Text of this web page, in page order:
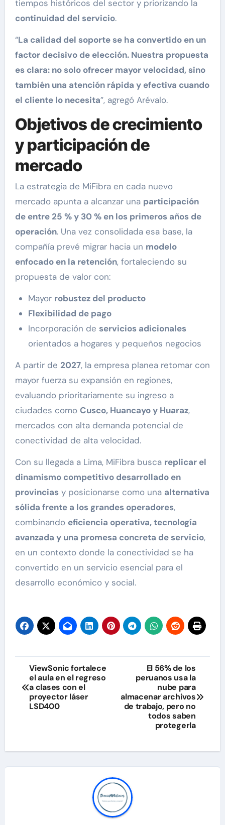
tiempos históricos del sector y priorizando la
continuidad del servicio.
“La calidad del soporte se ha convertido en un
factor decisivo de elección. Nuestra propuesta
es clara: no solo ofrecer mayor velocidad, sino
también una atención rápida y efectiva cuando
el cliente lo necesita”, agregó Arévalo.
Objetivos de crecimiento
y participación de
mercado
La estrategia de MiFibra en cada nuevo
mercado apunta a alcanzar una participación
de entre 25 % y 30 % en los primeros años de
operación. Una vez consolidada esa base, la
compañía prevé migrar hacia un modelo
enfocado en la retención, fortaleciendo su
propuesta de valor con:
Mayor robustez del producto
Flexibilidad de pago
Incorporación de servicios adicionales
orientados a hogares y pequeños negocios
A partir de 2027, la empresa planea retomar con
mayor fuerza su expansión en regiones,
evaluando prioritariamente su ingreso a
ciudades como Cusco, Huancayo y Huaraz,
mercados con alta demanda potencial de
conectividad de alta velocidad.
Con su llegada a Lima, MiFibra busca replicar el
dinamismo competitivo desarrollado en
provinciasy posicionarse como una alternativa
sólida frente a los grandes operadores,
combinando eficiencia operativa, tecnología
avanzada y una promesa concreta de servicio,
en un contexto donde la conectividad se ha
convertido en un servicio esencial para el
desarrollo económico y social.
Navegación
de
entradas
ViewSonic fortalece
el aula en el regreso
a clases con el
proyector láser
LSD400
El 56% de los
peruanos usa la
nube para
almacenar archivos
de trabajo, pero no
todos saben
protegerla